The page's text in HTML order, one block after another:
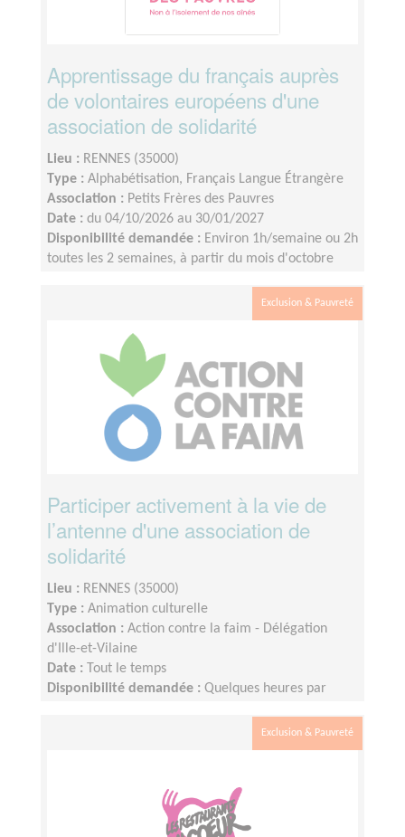
Apprentissage du français auprès
de volontaires européens d'une
association de solidarité
Lieu : RENNES (35000)
Type : Alphabétisation, Français Langue Étrangère
Association : Petits Frères des Pauvres
Date : du 04/10/2026 au 30/01/2027
Disponibilité demandée : Environ 1h/semaine ou 2h
toutes les 2 semaines, à partir du mois d'octobre
Exclusion & Pauvreté
Participer activement à la vie de
l’antenne d'une association de
solidarité
Lieu : RENNES (35000)
Type : Animation culturelle
Association : Action contre la faim - Délégation
d'Ille-et-Vilaine
Date :
Tout le temps
Disponibilité demandée : Quelques heures par
Exclusion & Pauvreté